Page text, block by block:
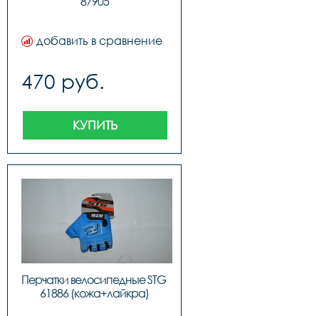
добавить в сравнение
470 руб.
КУПИТЬ
Перчатки велосипедные STG
61886 (кожа+лайкра)